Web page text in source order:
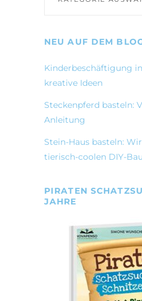
NEU AUF DEM
Kinderbeschäftigung
kreative Ideen
Steckenpferd basteln:
Anleitung
Stein-Haus basteln:
tierisch-coolen DIY-
PIRATEN
JAHRE